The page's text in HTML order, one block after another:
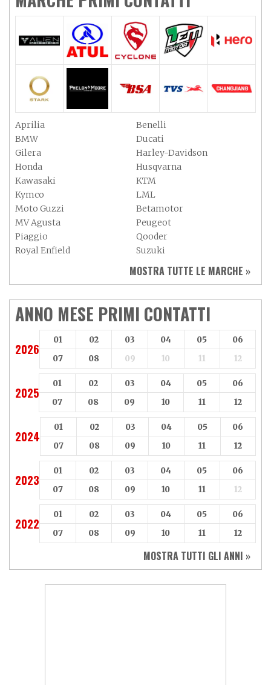
Aprilia
Benelli
BMW
Ducati
Gilera
Harley-Davidson
Honda
Husqvarna
Kawasaki
KTM
Kymco
LML
Moto Guzzi
Betamotor
MV Agusta
Peugeot
Piaggio
Qooder
Royal Enfield
Suzuki
Triumph
Yamaha
Aeon
Aspes
Axy
Baotian
MOSTRA TUTTE LE MARCHE »
ANNO MESE PRIMI CONTATTI
2026
01 02 03 04 05
06
07
08 09 10 11 12
2025
01 02 03 04 05
06
07
08 09 10 11 12
2024
01 02 03 04 05
06
07
08 09 10 11 12
2023
01 02 03 04 05
06
07
08 09 10 11 12
2022
01 02 03 04 05
06
07
08 09 10 11 12
MOSTRA TUTTI GLI ANNI »